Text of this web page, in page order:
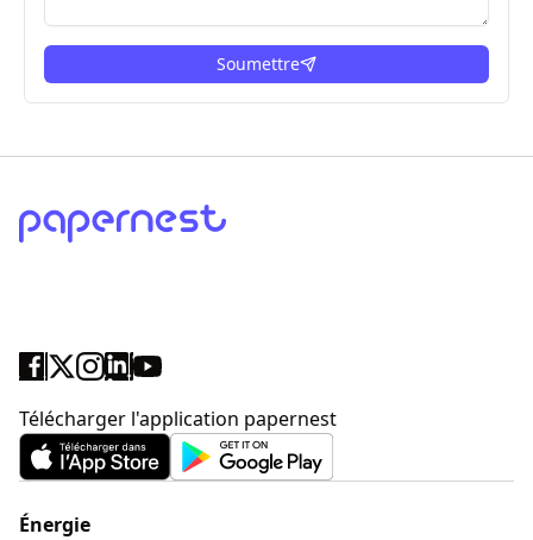
Soumettre
Télécharger l'application papernest
Énergie